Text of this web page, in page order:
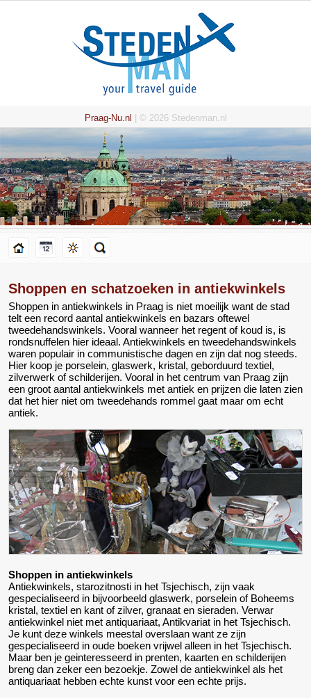
Praag-Nu.nl | © 2026 Stedenman.nl
Shoppen en schatzoeken in antiekwinkels
Shoppen in antiekwinkels in Praag is niet moeilijk want de stad
telt een record aantal antiekwinkels en bazars oftewel
tweedehandswinkels. Vooral wanneer het regent of koud is, is
rondsnuffelen hier ideaal. Antiekwinkels en tweedehandswinkels
waren populair in communistische dagen en zijn dat nog steeds.
Hier koop je porselein, glaswerk, kristal, geborduurd textiel,
zilverwerk of schilderijen. Vooral in het centrum van Praag zijn
een groot aantal antiekwinkels met antiek en prijzen die laten zien
dat het hier niet om tweedehands rommel gaat maar om echt
antiek.
Shoppen in antiekwinkels
Antiekwinkels, starozitnosti in het Tsjechisch, zijn vaak
gespecialiseerd in bijvoorbeeld glaswerk, porselein of Boheems
kristal, textiel en kant of zilver, granaat en sieraden. Verwar
antiekwinkel niet met antiquariaat, Antikvariat in het Tsjechisch.
Je kunt deze winkels meestal overslaan want ze zijn
gespecialiseerd in oude boeken vrijwel alleen in het Tsjechisch.
Maar ben je geinteresseerd in prenten, kaarten en schilderijen
breng dan zeker een bezoekje. Zowel de antiekwinkel als het
antiquariaat hebben echte kunst voor een echte prijs.